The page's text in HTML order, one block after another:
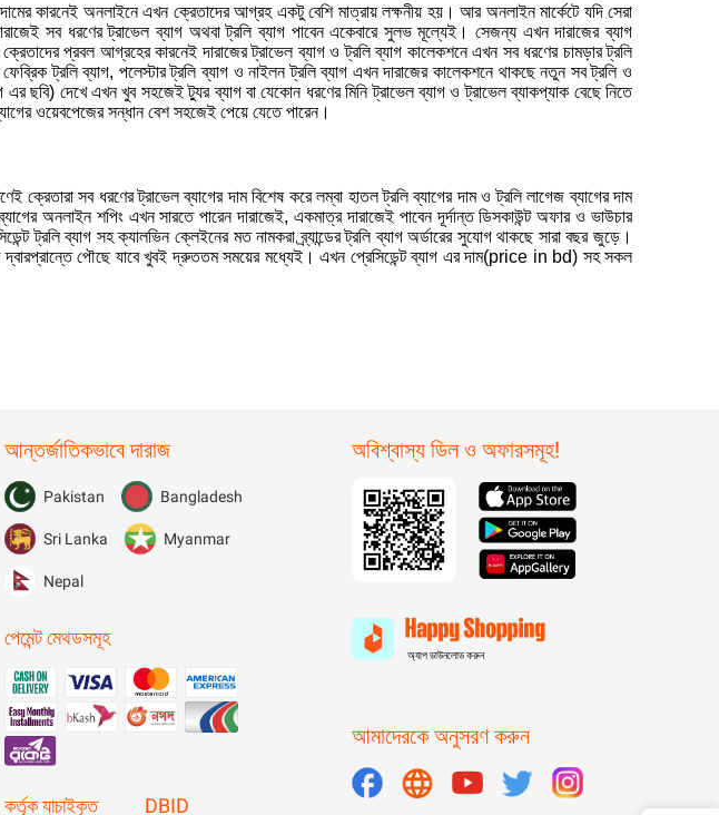
কারনেই অনলাইনে এখন ক্রেতাদের আগ্রহ একটু বেশি মাত্রায় লক্ষনীয় হয়। আর অনলাইন মার্কেটে যদি সেরা
সব ধরণের ট্রাভেল ব্যাগ অথবা ট্রলি ব্যাগ পাবেন একেবারে সুলভ মূল্যেই। সেজন্য এখন দারাজের ব্যাগ
প্রবল আগ্রহের কারনেই দারাজের ট্রাভেল ব্যাগ ও ট্রলি ব্যাগ কালেকশনে এখন সব ধরণের চামড়ার ট্রলি
ট্রলি ব্যাগ, পলেস্টার ট্রলি ব্যাগ ও নাইলন ট্রলি ব্যাগ এখন দারাজের কালেকশনে থাকছে নতুন সব ট্রলি ও
ছবি) দেখে এখন খুব সহজেই ট্যুর ব্যাগ বা যেকোন ধরণের মিনি ট্রাভেল ব্যাগ ও ট্রাভেল ব্যাকপ্যাক বেছে নিতে
ওয়েবপেজের সন্ধান বেশ সহজেই পেয়ে যেতে পারেন।
ক্রেতারা সব ধরণের ট্রাভেল ব্যাগের দাম বিশেষ করে লম্বা হাতল ট্রলি ব্যাগের দাম ও ট্রলি লাগেজ ব্যাগের দাম
অনলাইন শপিং এখন সারতে পারেন দারাজেই, একমাত্র দারাজেই পাবেন দূর্দান্ত ডিসকাউন্ট অফার ও ভাউচার
ট্রলি ব্যাগ সহ ক্যালভিন ক্লেইনের মত নামকরা ব্র্যান্ডের ট্রলি ব্যাগ অর্ডারের সুযোগ থাকছে সারা বছর জুড়ে।
দ্বারপ্রান্তে পৌছে যাবে খুবই দ্রুততম সময়ের মধ্যেই। এখন প্রেসিডেন্ট ব্যাগ এর দাম(price in bd) সহ সকল
আন্তর্জাতিকভাবে দারাজ
Pakistan Bangladesh
Sri Lanka Myanmar
Nepal
পেমেন্ট মেথডসমূহ
কর্তৃক যাচাইকৃত DBID
অবিশ্বাস্য ডিল ও অফারসমূহ!
অ্যাপ ডাউনলোড করুন
আমাদেরকে অনুসরণ করুন